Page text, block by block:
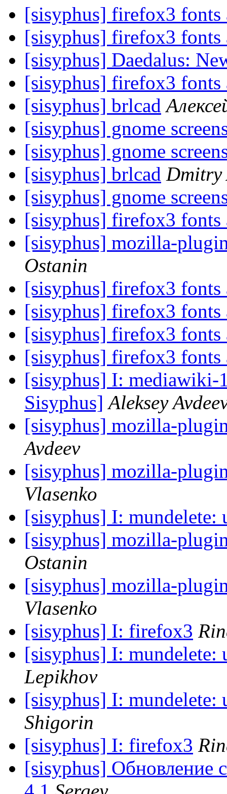
[sisyphus] firefox3 fonts
[sisyphus] firefox3 fonts
[sisyphus] Daedalus:
[sisyphus] firefox3 fonts
[sisyphus] brlcad
[sisyphus] gnome
[sisyphus] gnome
[sisyphus] brlcad Dmitry
[sisyphus] gnome
[sisyphus] firefox3 fonts
[sisyphus] mozilla-
Ostanin
[sisyphus] firefox3 fonts
[sisyphus] firefox3 fonts
[sisyphus] firefox3 fonts
[sisyphus] firefox3 fonts
[sisyphus] I: mediawiki-
Sisyphus] Aleksey
[sisyphus] mozilla-
Avdeev
[sisyphus] mozilla-
Vlasenko
[sisyphus] I: mundelete:
[sisyphus] mozilla-
Ostanin
[sisyphus] mozilla-
Vlasenko
[sisyphus] I: firefox3
[sisyphus] I: mundelete:
Lepikhov
[sisyphus] I: mundelete:
Shigorin
[sisyphus] I: firefox3
[sisyphus] Обновление